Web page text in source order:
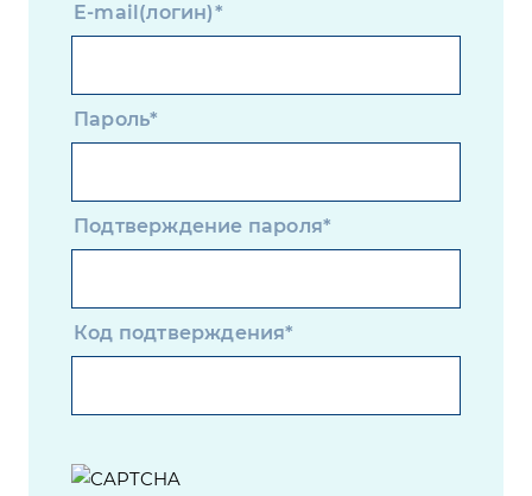
E-mail(логин)*
Пароль*
Подтверждение пароля*
Код подтверждения*